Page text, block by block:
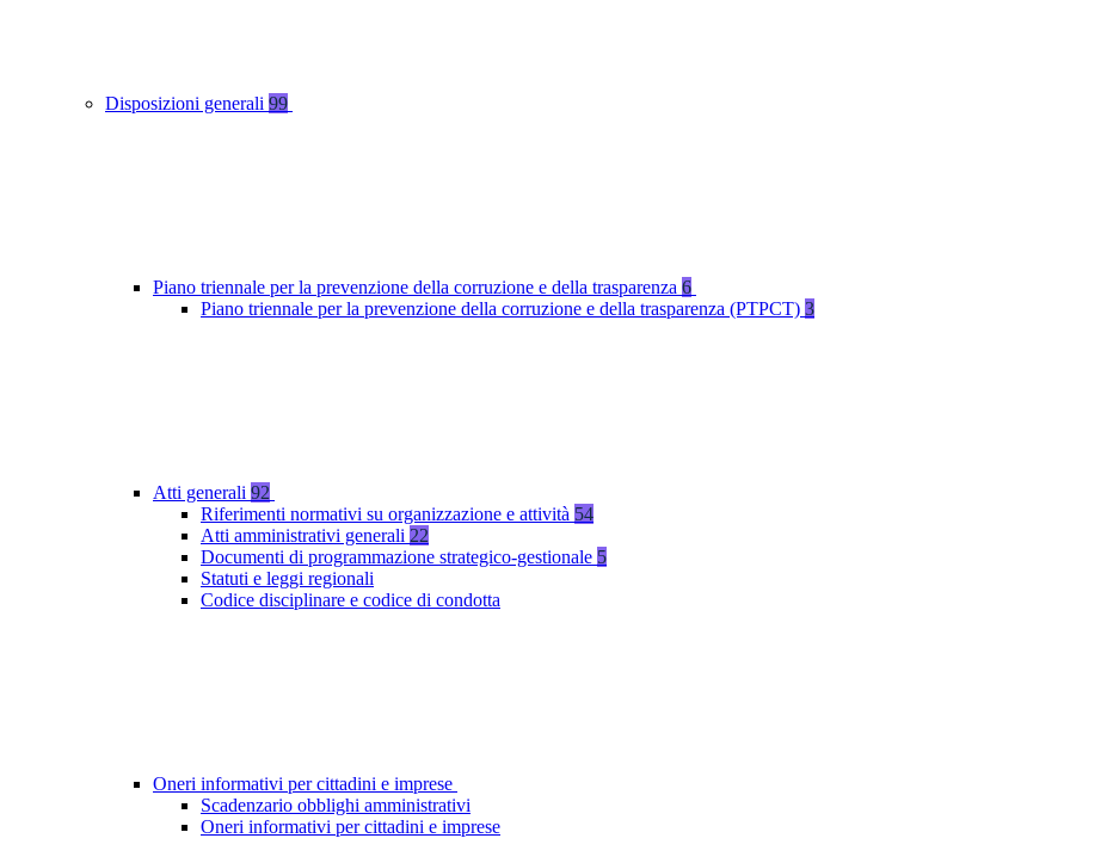
Disposizioni generali 99
Piano triennale per la prevenzione della corruzione e della trasparenza 6
Piano triennale per la prevenzione della corruzione e della trasparenza (PTPCT) 3
Atti generali 92
Riferimenti normativi su organizzazione e attività 54
Atti amministrativi generali 22
Documenti di programmazione strategico-gestionale 5
Statuti e leggi regionali
Codice disciplinare e codice di condotta
Oneri informativi per cittadini e imprese
Scadenzario obblighi amministrativi
Oneri informativi per cittadini e imprese